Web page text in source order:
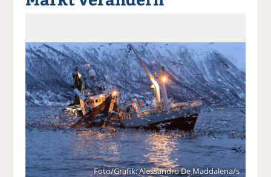
ac
e
b
o
o
k
te
il
e
n
er
n
n
k
e
di
n
te
il
e
n
ai
l
v
er
se
n
d
e
n
n
Foto/Grafik: Alessandro De Maddalena/s